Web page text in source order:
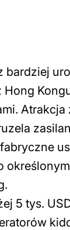
bardziej
5 tys.